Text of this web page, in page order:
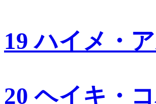
19 ハイメ・
20 ヘイキ・